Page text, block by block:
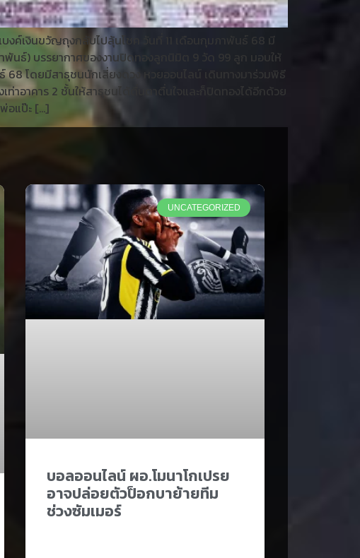
งค์เงินขวัญถุงกลับไปลุ้นโชค วันที่ 11 เดือนกุมภาพันธ์ 68 มี
นธ์) บรรยากาศของงานปิดทองลูกนิมิต 9 วัด 99 ลูก มอบให้
68 โดยมีสาธุชนนักเสี่ยงดวง หวยออนไลน์ เดินทางมาร่วมพิธี
าอาคาร 2 ชั้นให้สาธุชนได้ตื่นตาตื่นใจและก็ปิดทองได้อีกด้วย
อแป๊ะ […]
UNCATEGORIZED
บอลออนไลน์ ผอ.โมนาโกเปรย
อาจปล่อยตัวป็อกบาย้ายทีม
ช่วงซัมเมอร์